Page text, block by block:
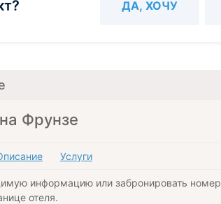
ДА, ХОЧУ
Фрунзе
Услуги
информацию или забронировать номер
отеля.